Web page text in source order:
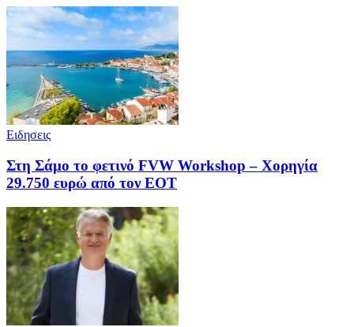
Ειδησεις
Στη Σάμο το φετινό FVW Workshop – Χορηγία
29.750 ευρώ από τον ΕΟΤ